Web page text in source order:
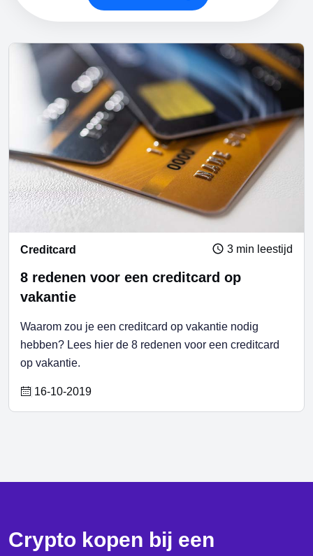
Creditcard 3 min leestijd
8 redenen voor een creditcard op
vakantie
Waarom zou je een creditcard op vakantie nodig
hebben? Lees hier de 8 redenen voor een creditcard
op vakantie.
16-10-2019
Crypto kopen bij een